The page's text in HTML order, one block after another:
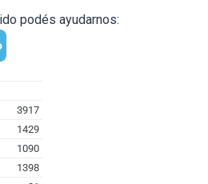
podés ayudarnos: